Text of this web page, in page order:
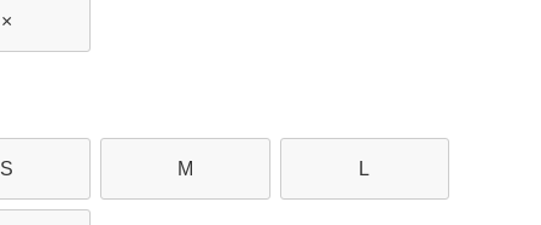
×
S M L